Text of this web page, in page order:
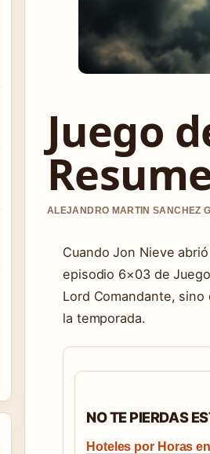
Juego
ALEJANDRO MARTIN SANCHEZ
Cuando Jon Nieve
episodio 6×03 de
Lord Comandante,
la temporada.
NO TE PIERDAS
Hoteles por Horas